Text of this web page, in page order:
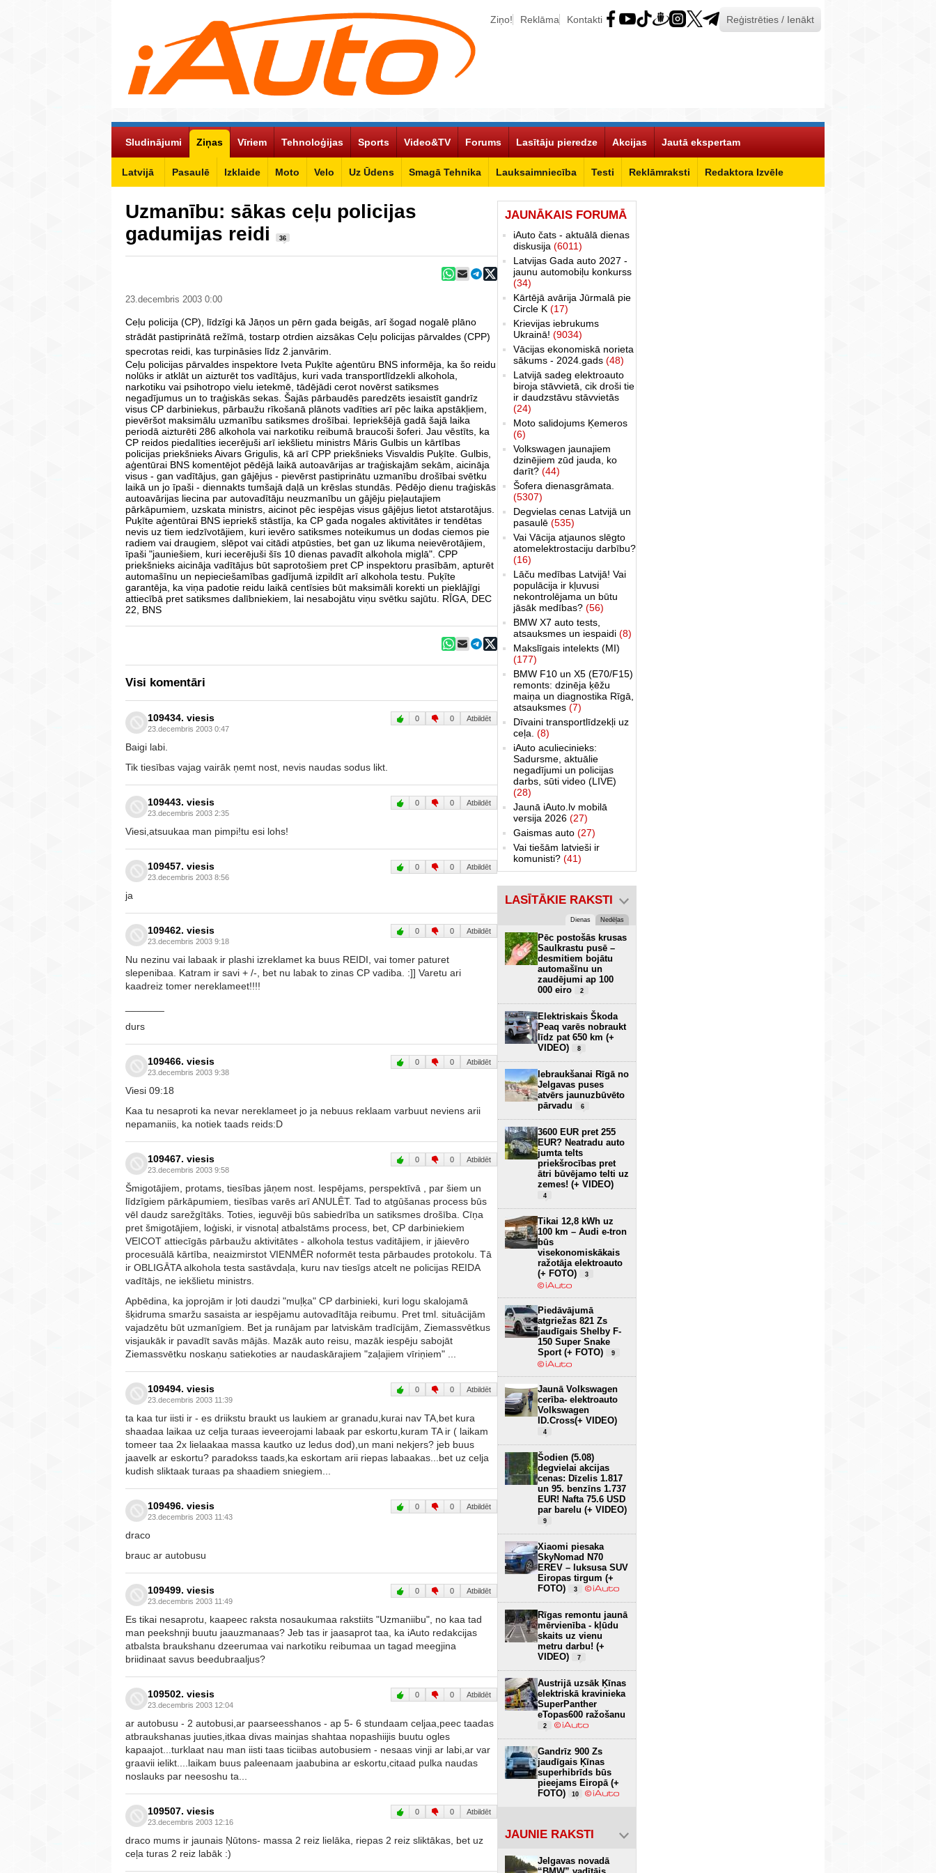
Ziņo! Reklāma Kontakti Reģistrēties / Ienākt
Sludinājumi Ziņas
Latvijā Pasaulē Izklaide Moto Velo Uz Ūdens Smagā Tehnika Lauksaimniecība Testi Reklāmraksti Redaktora Izvēle
Vīriem Tehnoloģijas Sports Video&TV Forums Lasītāju pieredze Akcijas Jautā ekspertam
Uzmanību: sākas ceļu policijas
gadumijas reidi
36
23.decembris 2003 0:00
Ceļu policija (CP), līdzīgi kā Jāņos un pērn gada beigās, arī šogad nogalē plāno
strādāt pastiprinātā režīmā, tostarp otrdien aizsākas Ceļu policijas pārvaldes (CPP)
specrotas reidi, kas turpināsies līdz 2.janvārim.
Ceļu policijas pārvaldes inspektore Iveta Puķīte aģentūru BNS informēja, ka šo reidu
nolūks ir atklāt un aizturēt tos vadītājus, kuri vada transportlīdzekli alkohola,
narkotiku vai psihotropo vielu ietekmē, tādējādi cerot novērst satiksmes
negadījumus un to traģiskās sekas. Šajās pārbaudēs paredzēts iesaistīt gandrīz
visus CP darbiniekus, pārbaužu rīkošanā plānots vadīties arī pēc laika apstākļiem,
pievēršot maksimālu uzmanību satiksmes drošībai. Iepriekšējā gadā šajā laika
periodā aizturēti 286 alkohola vai narkotiku reibumā braucoši šoferi. Jau vēstīts, ka
CP reidos piedalīties iecerējuši arī iekšlietu ministrs Māris Gulbis un kārtības
policijas priekšnieks Aivars Grigulis, kā arī CPP priekšnieks Visvaldis Puķīte. Gulbis,
aģentūrai BNS komentējot pēdējā laikā autoavārijas ar traģiskajām sekām, aicināja
visus - gan vadītājus, gan gājējus - pievērst pastiprinātu uzmanību drošībai svētku
laikā un jo īpaši - diennakts tumšajā daļā un krēslas stundās. Pēdējo dienu traģiskās
autoavārijas liecina par autovadītāju neuzmanību un gājēju pieļautajiem
pārkāpumiem, uzskata ministrs, aicinot pēc iespējas visus gājējus lietot atstarotājus.
Puķīte aģentūrai BNS iepriekš stāstīja, ka CP gada nogales aktivitātes ir tendētas
nevis uz tiem iedzīvotājiem, kuri ievēro satiksmes noteikumus un dodas ciemos pie
radiem vai draugiem, slēpot vai citādi atpūsties, bet gan uz likuma neievērotājiem,
īpaši "jauniešiem, kuri iecerējuši šīs 10 dienas pavadīt alkohola miglā". CPP
priekšnieks aicināja vadītājus būt saprotošiem pret CP inspektoru prasībām, apturēt
automašīnu un nepieciešamības gadījumā izpildīt arī alkohola testu. Puķīte
garantēja, ka viņa padotie reidu laikā centīsies būt maksimāli korekti un pieklājīgi
attiecībā pret satiksmes dalībniekiem, lai nesabojātu viņu svētku sajūtu. RĪGA, DEC
22, BNS
Visi komentāri
109434. viesis
23.decembris 2003 0:47
0 0 Atbildēt
Baigi labi.
Tik tiesības vajag vairāk ņemt nost, nevis naudas sodus likt.
109443. viesis
23.decembris 2003 2:35
0 0 Atbildēt
Viesi,atsuukaa man pimpi!tu esi lohs!
109457. viesis
23.decembris 2003 8:56
0 0 Atbildēt
ja
109462. viesis
23.decembris 2003 9:18
0 0 Atbildēt
Nu nezinu vai labaak ir plashi izreklamet ka buus REIDI, vai tomer paturet
slepenibaa. Katram ir savi + /-, bet nu labak to zinas CP vadiba. :]] Varetu ari
kaadreiz tomer nereklameet!!!!
durs
109466. viesis
23.decembris 2003 9:38
0 0 Atbildēt
Viesi 09:18
Kaa tu nesaproti ka nevar nereklameet jo ja nebuus reklaam varbuut neviens arii
nepamaniis, ka notiek taads reids:D
109467. viesis
23.decembris 2003 9:58
0 0 Atbildēt
Šmigotājiem, protams, tiesības jāņem nost. Iespējams, perspektīvā , par šiem un
līdzīgiem pārkāpumiem, tiesības varēs arī ANULĒT. Tad to atgūšanas process būs
vēl daudz sarežgītāks. Toties, ieguvēji būs sabiedrība un satiksmes drošība. Cīņa
pret šmigotājiem, loģiski, ir visnotaļ atbalstāms process, bet, CP darbiniekiem
VEICOT attiecīgās pārbaužu aktivitātes - alkohola testus vaditājiem, ir jāievēro
procesuālā kārtība, neaizmirstot VIENMĒR noformēt testa pārbaudes protokolu. Tā
ir OBLIGĀTA alkohola testa sastāvdaļa, kuru nav tiesīgs atcelt ne policijas REIDA
vadītājs, ne iekšlietu ministrs.
Apbēdina, ka joprojām ir ļoti daudzi "muļķa" CP darbinieki, kuri logu skalojamā
šķidruma smaržu sasaista ar iespējamu autovadītāja reibumu. Pret tml. situācijām
vajadzētu būt uzmanīgiem. Bet ja runājam par latviskām tradīcijām, Ziemassvētkus
visjaukāk ir pavadīt savās mājās. Mazāk auto reisu, mazāk iespēju sabojāt
Ziemassvētku noskaņu satiekoties ar naudaskārajiem "zaļajiem vīriņiem" ...
109494. viesis
23.decembris 2003 11:39
0 0 Atbildēt
ta kaa tur iisti ir - es driikstu braukt us laukiem ar granadu,kurai nav TA,bet kura
shaadaa laikaa uz celja turaas ieveerojami labaak par eskortu,kuram TA ir ( laikam
tomeer taa 2x lielaakaa massa kautko uz ledus dod),un mani nekjers? jeb buus
jaavelk ar eskortu? paradokss taads,ka eskortam arii riepas labaakas...bet uz celja
kudish sliktaak turaas pa shaadiem sniegiem...
109496. viesis
23.decembris 2003 11:43
0 0 Atbildēt
draco
brauc ar autobusu
109499. viesis
23.decembris 2003 11:49
0 0 Atbildēt
Es tikai nesaprotu, kaapeec raksta nosaukumaa rakstiits "Uzmaniibu", no kaa tad
man peekshnji buutu jaauzmanaas? Jeb tas ir jaasaprot taa, ka iAuto redakcijas
atbalsta braukshanu dzeerumaa vai narkotiku reibumaa un tagad meegjina
briidinaat savus beedubraaljus?
109502. viesis
23.decembris 2003 12:04
0 0 Atbildēt
ar autobusu - 2 autobusi,ar paarseesshanos - ap 5- 6 stundaam celjaa,peec taadas
atbraukshanas juuties,itkaa divas mainjas shahtaa nopashiijis buutu ogles
kapaajot...turklaat nau man iisti taas ticiibas autobusiem - nesaas vinji ar labi,ar var
graavii ielikt....laikam buus paleenaam jaabubina ar eskortu,citaad pulka naudas
noslauks par neesoshu ta...
109507. viesis
23.decembris 2003 12:16
0 0 Atbildēt
draco mums ir jaunais Ņūtons- massa 2 reiz lielāka, riepas 2 reiz sliktākas, bet uz
ceļa turas 2 reiz labāk :)
JAUNĀKAIS FORUMĀ
iAuto čats - aktuālā dienas
diskusija (6011)
Latvijas Gada auto 2027 -
jaunu automobiļu konkurss
(34)
Kārtējā avārija Jūrmalā pie
Circle K (17)
Krievijas iebrukums
Ukrainā! (9034)
Vācijas ekonomiskā norieta
sākums - 2024.gads (48)
Latvijā sadeg elektroauto
biroja stāvvietā, cik droši tie
ir daudzstāvu stāvvietās
(24)
Moto salidojums Ķemeros
(6)
Volkswagen jaunajiem
dzinējiem zūd jauda, ko
darīt? (44)
Šofera dienasgrāmata.
(5307)
Degvielas cenas Latvijā un
pasaulē (535)
Vai Vācija atjaunos slēgto
atomelektrostaciju darbību?
(16)
Lāču medības Latvijā! Vai
populācija ir kļuvusi
nekontrolējama un būtu
jāsāk medības? (56)
BMW X7 auto tests,
atsauksmes un iespaidi (8)
Makslīgais intelekts (MI)
(177)
BMW F10 un X5 (E70/F15)
remonts: dzinēja ķēžu
maiņa un diagnostika Rīgā,
atsauksmes (7)
Dīvaini transportlīdzekļi uz
ceļa. (8)
iAuto aculiecinieks:
Sadursme, aktuālie
negadījumi un policijas
darbs, sūti video (LIVE)
(28)
Jaunā iAuto.lv mobilā
versija 2026 (27)
Gaismas auto (27)
Vai tiešām latvieši ir
komunisti? (41)
LASĪTĀKIE RAKSTI
Dienas Nedēļas
Pēc postošās krusas
Saulkrastu pusē –
desmitiem bojātu
automašīnu un
zaudējumi ap 100
000 eiro
2
Elektriskais Škoda
Peaq varēs nobraukt
līdz pat 650 km (+
VIDEO)
8
Iebraukšanai Rīgā no
Jelgavas puses
atvērs jaunuzbūvēto
pārvadu
6
3600 EUR pret 255
EUR? Neatradu auto
jumta telts
priekšrocības pret
ātri būvējamo telti uz
zemes! (+ VIDEO)
4
Tikai 12,8 kWh uz
100 km – Audi e-tron
būs
visekonomiskākais
ražotāja elektroauto
(+ FOTO)
3
Piedāvājumā
atgriežas 821 Zs
jaudīgais Shelby F-
150 Super Snake
Sport (+ FOTO)
9
Jaunā Volkswagen
cerība- elektroauto
Volkswagen
ID.Cross(+ VIDEO)
4
Šodien (5.08)
degvielai akcijas
cenas: Dīzelis 1.817
un 95. benzīns 1.737
EUR! Nafta 75.6 USD
par barelu (+ VIDEO)
9
Xiaomi piesaka
SkyNomad N70
EREV – luksusa SUV
Eiropas tirgum (+
FOTO)
3
Rīgas remontu jaunā
mērvienība - kļūdu
skaits uz vienu
metru darbu! (+
VIDEO)
7
Austrijā uzsāk Ķīnas
elektriskā kravinieka
SuperPanther
eTopas600 ražošanu
2
Gandrīz 900 Zs
jaudīgais Ķīnas
superhibrīds būs
pieejams Eiropā (+
FOTO)
10
JAUNIE RAKSTI
Jelgavas novadā